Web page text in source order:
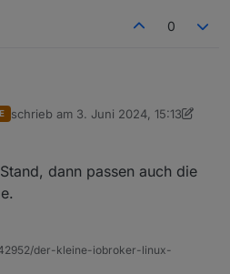
0
das bei mir jetzt so aus:
schrieb am 3. Juni 2024, 15:13
zuletzt editiert von Thomas Braun
dann passen auch die
der-kleine-iobroker-linux-